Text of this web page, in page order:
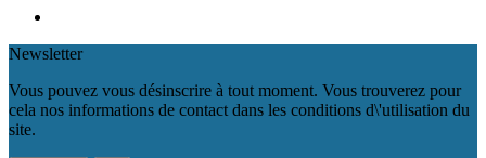
Newsletter
Vous pouvez vous désinscrire à tout moment. Vous trouverez pour
cela nos informations de contact dans les conditions d\'utilisation du
site.